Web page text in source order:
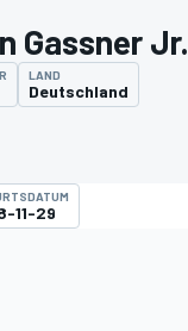
Gassner Jr.
LAND
Deutschland
11-29